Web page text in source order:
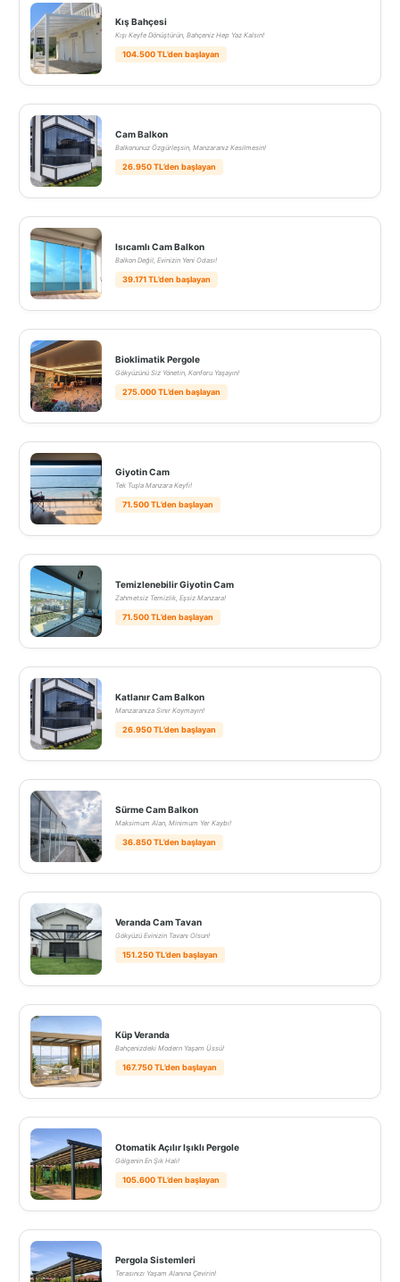
Kış Bahçesi
Kışı Keyfe Dönüştürün, Bahçeniz Hep Yaz Kalsın!
104.500 TL’den başlayan
Cam Balkon
Balkonunuz Özgürleşsin, Manzaranız Kesilmesin!
26.950 TL’den başlayan
Isıcamlı Cam Balkon
Balkon Değil, Evinizin Yeni Odası!
39.171 TL’den başlayan
Bioklimatik Pergole
Gökyüzünü Siz Yönetin, Konforu Yaşayın!
275.000 TL’den başlayan
Giyotin Cam
Tek Tuşla Manzara Keyfi!
71.500 TL’den başlayan
Temizlenebilir Giyotin Cam
Zahmetsiz Temizlik, Eşsiz Manzara!
71.500 TL’den başlayan
Katlanır Cam Balkon
Manzaranıza Sınır Koymayın!
26.950 TL’den başlayan
Sürme Cam Balkon
Maksimum Alan, Minimum Yer Kaybı!
36.850 TL’den başlayan
Veranda Cam Tavan
Gökyüzü Evinizin Tavanı Olsun!
151.250 TL’den başlayan
Küp Veranda
Bahçenizdeki Modern Yaşam Üssü!
167.750 TL’den başlayan
Otomatik Açılır Işıklı Pergole
Gölgenin En Şık Hali!
105.600 TL’den başlayan
Pergola Sistemleri
Terasınızı Yaşam Alanına Çevirin!